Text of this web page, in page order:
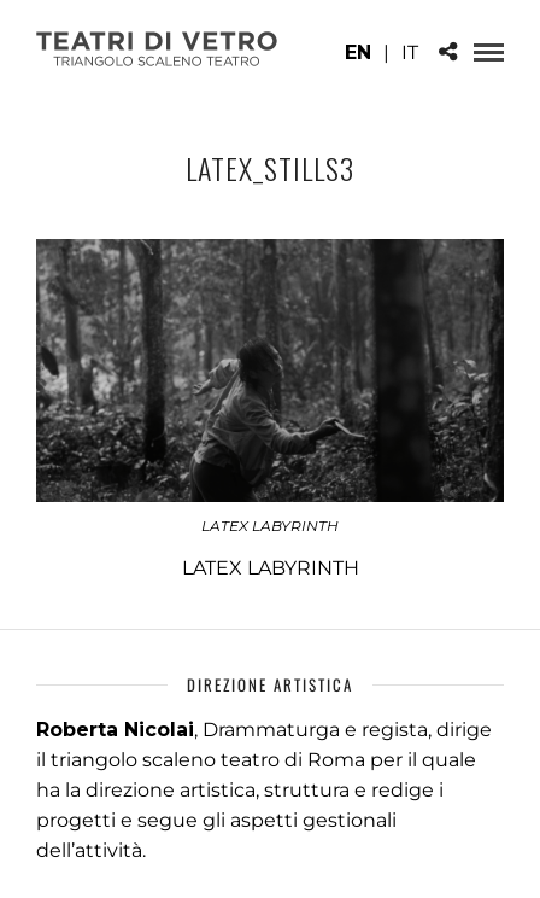
EN | IT
LATEX_STILLS3
LATEX LABYRINTH
LATEX LABYRINTH
DIREZIONE ARTISTICA
Roberta Nicolai, Drammaturga e regista, dirige
il triangolo scaleno teatro di Roma per il quale
ha la direzione artistica, struttura e redige i
progetti e segue gli aspetti gestionali
dell’attività.